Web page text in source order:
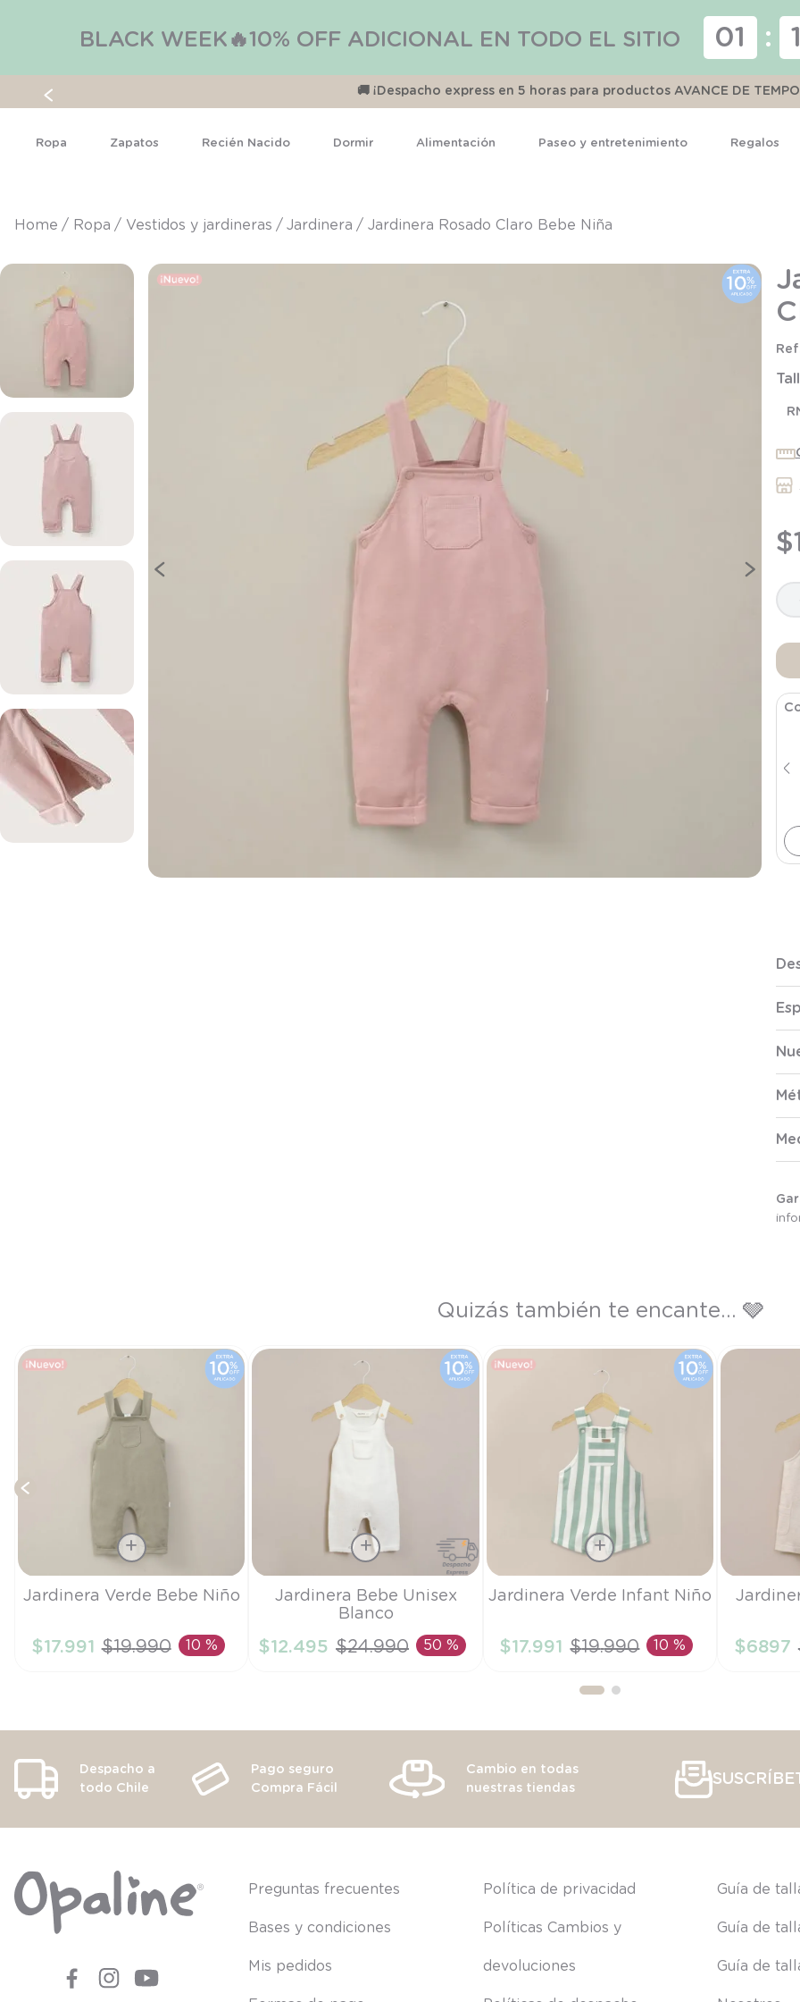
BLACK WEEK🔥10% OFF ADICIONAL EN TODO EL SITIO 01 :
🚚 ¡Despacho express en 5 horas para productos AVANCE DE
Ropa Zapatos Recién Nacido Dormir Alimentación Paseo y entretenimiento Regalos
ropa vestidos y jardineras jardinera Jardinera Rosado Claro Bebe Niña
$
Quizás también te encante... 🩶
Talla
AÑADIR AL CARRITO
Jardinera Verde Bebe Niño
$17.991 $19.990 10 %
Talla
AÑADIR AL CARRITO
Jardinera Bebe Unisex
Blanco
$12.495 $24.990 50 %
Talla
AÑADIR AL CARRITO
Jardinera Verde Infant Niño
$17.991 $19.990 10 %
Talla
$6897
Despacho a
todo Chile
Pago seguro
Compra Fácil
Cambio en todas
nuestras tiendas
Preguntas frecuentes
Bases y condiciones
Mis pedidos
Política de privacidad
Políticas Cambios y
devoluciones
Guía de
Guía de
Guía de
1.
pijama